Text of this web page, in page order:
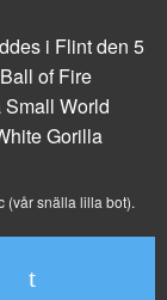
i Flint den 5
Ball of Fire
Small World
Gorilla
(vår snälla lilla bot).